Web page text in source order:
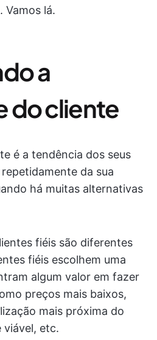
Vamos lá.
a
do cliente
é a tendência dos seus
da sua
há muitas alternativas
fiéis são diferentes
fiéis escolhem uma
algum valor em fazer
preços mais baixos,
mais próxima do
viável, etc.